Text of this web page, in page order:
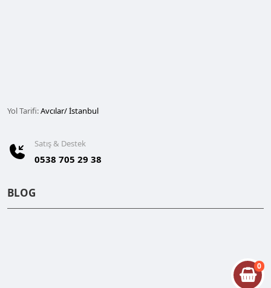
0
Yol Tarifi:Avcılar/ İstanbul
Satış & Destek
0538 705 29 38
BLOG